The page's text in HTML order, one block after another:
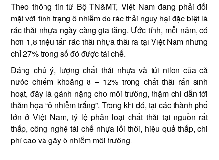
Theo thông tin từ Bộ TN&MT, Việt Nam đang phải đối
mặt với tình trạng ô nhiễm do rác thải nguy hại đặc biệt là
rác thải nhựa ngày càng gia tăng. Ước tính, mỗi năm, có
hơn 1,8 triệu tấn rác thải nhựa thải ra tại Việt Nam nhưng
chỉ 27% trong số đó được tái chế.
Đáng chú ý, lượng chất thải nhựa và túi nilon của cả
nước chiếm khoảng 8 – 12% trong chất thải rắn sinh
hoạt, đây là gánh nặng cho môi trường, thậm chí dẫn tới
thảm họa “ô nhiễm trắng”. Trong khi đó, tại các thành phố
lớn ở Việt Nam, tỷ lệ phân loại chất thải tại nguồn rất
thấp, công nghệ tái chế nhựa lỗi thời, hiệu quả thấp, chi
phí cao và gây ô nhiễm môi trường.